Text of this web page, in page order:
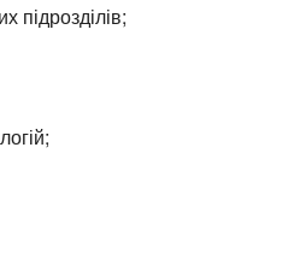
підрозділів;